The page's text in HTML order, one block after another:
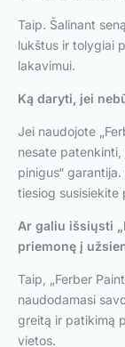
Taip. Šalinant
lukštus ir tolygiai
lakavimui.
Ką daryti, jei
Jei naudojote
nesate
pinigus“
tiesiog susisiekite
Ar galiu išsiųsti
priemonę į
Taip, „Ferber
naudodamasi
greitą ir patikimą
vietos.